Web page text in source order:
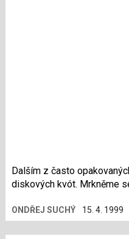
Dalším z často
diskových kvót. Mrkněme
ONDŘEJ SUCHÝ 15. 4. 1999